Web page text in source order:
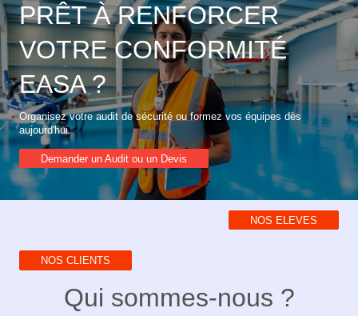
PRÊT À RENFORCER
VOTRE CONFORMITÉ
EASA ?
Organisez votre audit de sécurité ou formez vos équipes dès
aujourd'hui.
Demander un Audit ou un Devis
NOS ELEVES
NOS CLIENTS
Qui sommes‑nous ?